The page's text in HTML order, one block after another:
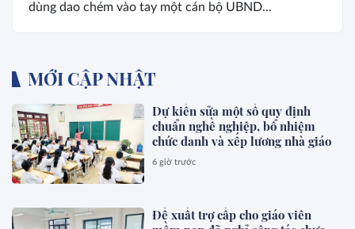
dùng dao chém vào tay một cán bộ UBND...
MỚI CẬP NHẬT
Dự kiến sửa một số quy định
chuẩn nghề nghiệp, bổ nhiệm
chức danh và xếp lương nhà giáo
6 giờ trước
Đề xuất trợ cấp cho giáo viên